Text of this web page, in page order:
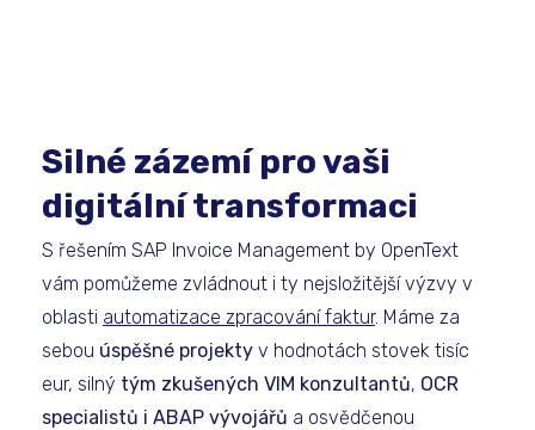
Silné zázemí pro vaši
digitální transformaci
S řešením SAP Invoice Management by OpenText
vám pomůžeme zvládnout i ty nejsložitější výzvy v
oblasti automatizace zpracování faktur. Máme za
sebou úspěšné projekty v hodnotách stovek tisíc
eur, silný tým zkušených VIM konzultantů, OCR
specialistů i ABAP vývojářů a osvědčenou